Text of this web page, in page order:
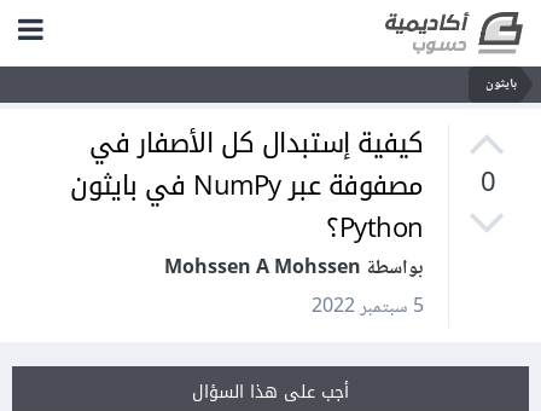
بايثون
0
كيفية إستبدال كل الأصفار في
مصفوفة عبر NumPy في بايثون
Python؟
بواسطة Mohssen A Mohssen
5 سبتمبر 2022
أجب على هذا السؤال